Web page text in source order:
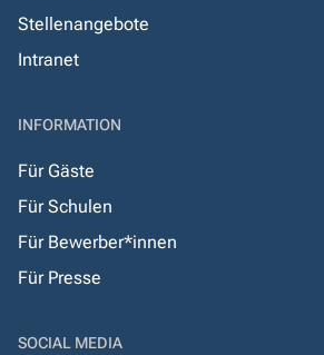
Stellenangebote
Intranet
INFORMATION
Für Gäste
Für Schulen
Für Bewerber*innen
Für Presse
SOCIAL MEDIA